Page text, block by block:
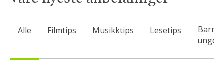
Alle Filmtips Musikktips Lesetips
Barn